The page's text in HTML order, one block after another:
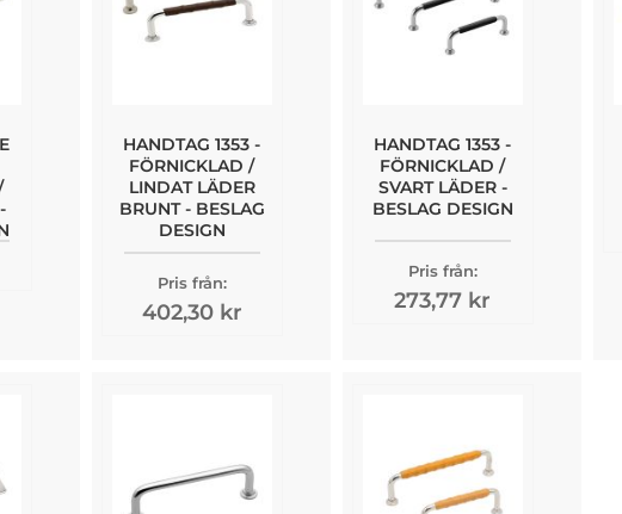
HANDTAG 1353 -
FÖRNICKLAD /
LINDAT LÄDER
BRUNT - BESLAG
DESIGN
Pris från:
402,30 kr
HANDTAG 1353 -
FÖRNICKLAD /
SVART LÄDER -
BESLAG DESIGN
Pris från:
273,77 kr